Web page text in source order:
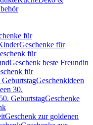
für
Geschenke für
für
Geschenk beste Freundin
für
Geschenkideen
30.
GeburtstagGeschenke
Geschenk zur goldenen